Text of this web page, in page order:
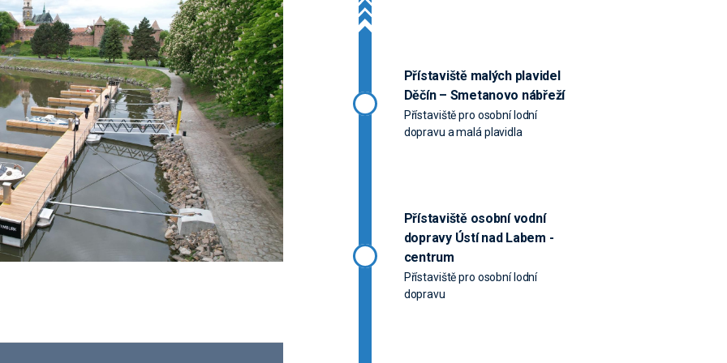
Přístaviště malých plavidel
Děčín – Smetanovo nábřeží
Přístaviště pro osobní lodní
dopravu a malá plavidla
Přístaviště osobní vodní
dopravy Ústí nad Labem -
centrum
Přístaviště pro osobní lodní
dopravu